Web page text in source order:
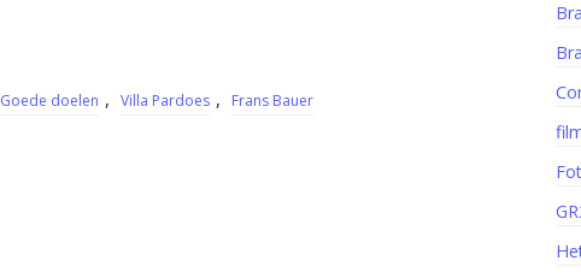
Goede doelen , Villa Pardoes , Frans Bauer